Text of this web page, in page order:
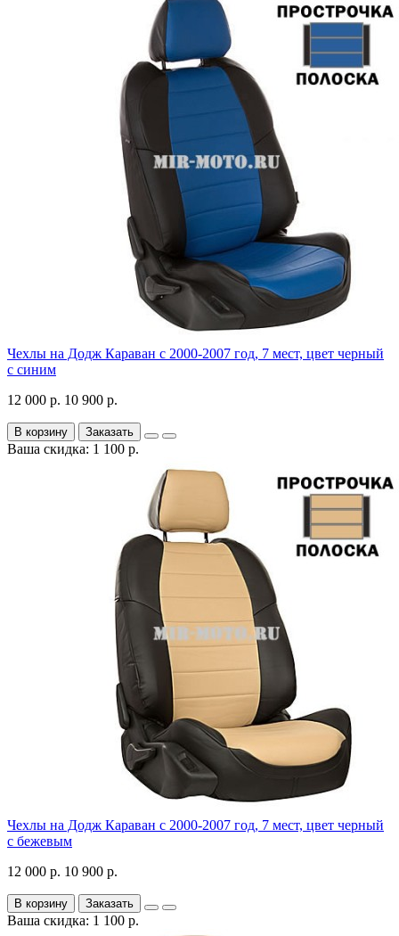
Чехлы на Додж Караван с 2000-2007 год, 7 мест, цвет черный
с синим
12 000 р. 10 900 р.
В корзину Заказать
Ваша скидка: 1 100 р.
Чехлы на Додж Караван с 2000-2007 год, 7 мест, цвет черный
с бежевым
12 000 р. 10 900 р.
В корзину Заказать
Ваша скидка: 1 100 р.